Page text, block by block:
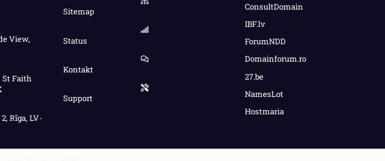
View,
St Faith
Rīga, LV-
Sitemap
Status
Kontakt
Support
ConsultDomain
IBF.lv
ForumNDD
Domainforum.ro
27.be
NamesLot
Hostmaria